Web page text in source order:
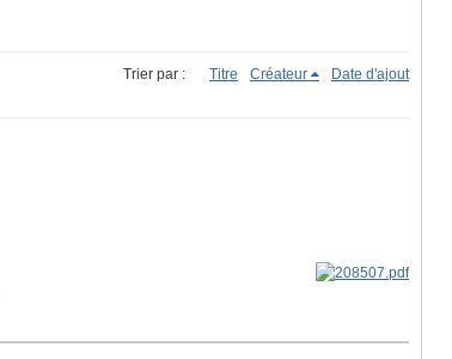
Trier par : Titre Créateur Date d'ajout